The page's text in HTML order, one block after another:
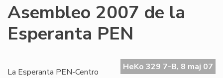
Asembleo 2007 de la
Esperanta PEN
HeKo 329 7-B, 8 maj 07
La Esperanta PEN-Centro